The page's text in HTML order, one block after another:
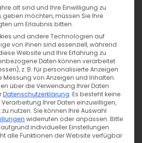
Nähzubehör/
& Zubehör/
17mm
alt sind und Ihre Einwilligung zu
möchten, müssen Sie Ihre
um Erlaubnis bitten.
und andere Technologien auf
von ihnen sind essenziell, während
Website und Ihre Erfahrung zu
Daten können verarbeitet
z. B. für personalisierte Anzeigen
von Anzeigen und Inhalten.
über die Verwendung Ihrer Daten
Datenschutzerklärung. Es besteht keine
Ihrer Daten einzuwilligen,
nutzen. Sie können Ihre Auswahl
widerrufen oder anpassen. Bitte
individueller Einstellungen
alle Funktionen der Website verfügbar